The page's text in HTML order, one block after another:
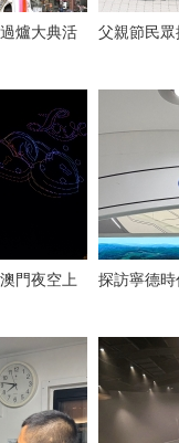
爐大典活
父親節民
門夜空上
探訪寧德